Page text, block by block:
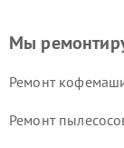
Мы
Ремонт
Ремонт